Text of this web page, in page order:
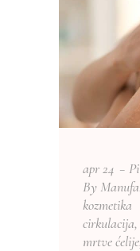
apr24
By
kozmetika
cirkulacija,
mrtve ćelije